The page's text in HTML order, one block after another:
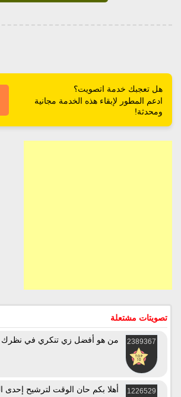
هل تعجبك خدمة اتصويت؟
ادعم المطور لإبقاء هذه الخدمة مجانية
ومحدثة!
تصويتات مشتعلة
2389367 من هو أفضل زي تنكري في نظرك
1226529
أهلا بكم حان الوقت لترشيح